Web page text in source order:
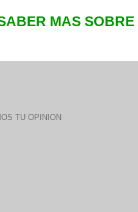
MAS SOBRE
TU OPINION